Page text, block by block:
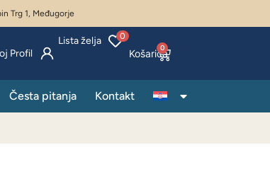
Trg 1, Međugorje
Lista želja 0
Profil 0
Česta pitanja Kontakt